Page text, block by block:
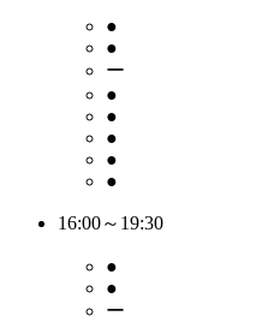
●
●
ー
●
●
●
●
●
16:00～19:30
●
●
ー